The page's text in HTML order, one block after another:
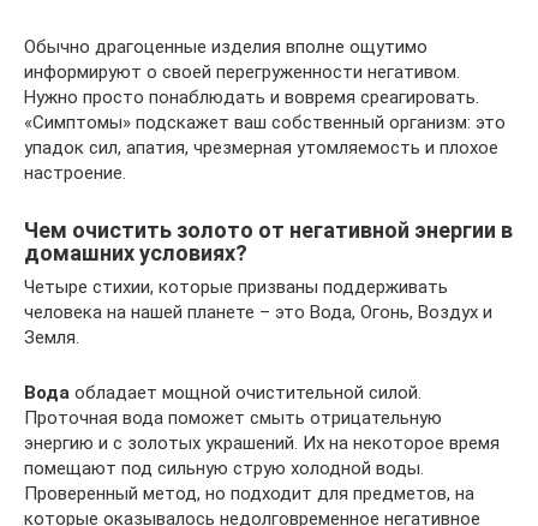
Обычно драгоценные изделия вполне ощутимо
информируют о своей перегруженности негативом.
Нужно просто понаблюдать и вовремя среагировать.
«Симптомы» подскажет ваш собственный организм: это
упадок сил, апатия, чрезмерная утомляемость и плохое
настроение.
Чем очистить золото от негативной энергии в
домашних условиях?
Четыре стихии, которые призваны поддерживать
человека на нашей планете – это Вода, Огонь, Воздух и
Земля.
Вода обладает мощной очистительной силой.
Проточная вода поможет смыть отрицательную
энергию и с золотых украшений. Их на некоторое время
помещают под сильную струю холодной воды.
Проверенный метод, но подходит для предметов, на
которые оказывалось недолговременное негативное